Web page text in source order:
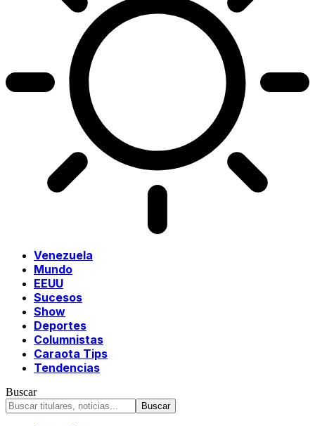
Venezuela
Mundo
EEUU
Sucesos
Show
Deportes
Columnistas
Caraota Tips
Tendencias
Buscar